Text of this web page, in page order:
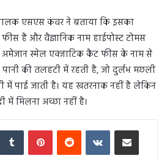
एसएस कंवर ने बताया कि इसका
है और वैज्ञानिक नाम हाईपोस्ट टोमस
स्मेल एक्जाटिक कैट फीस के नाम से
की तलहटी में रहती है, जो दुर्लभ मछली
पाई जाती है। यह खतरनाक नहीं है लेकिन
मिलना अच्छा नहीं है।
Tumblr PinterestReddit VKontakteShare via Email